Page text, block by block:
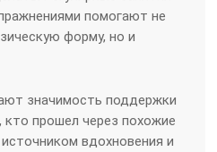
помогают не
форму, но и
значимость поддержки
прошел через похожие
вдохновения и